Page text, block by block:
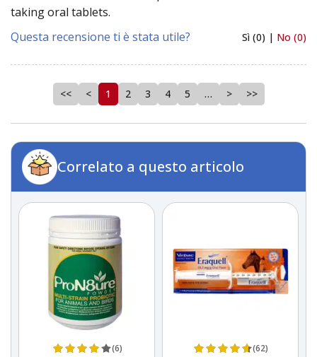
taking oral tablets.
Questa recensione ti è stata utile?
Sì (0) | No (0)
<< < 1 2 3 4 5 … > >>
Correlato a questo articolo
(6) (62)